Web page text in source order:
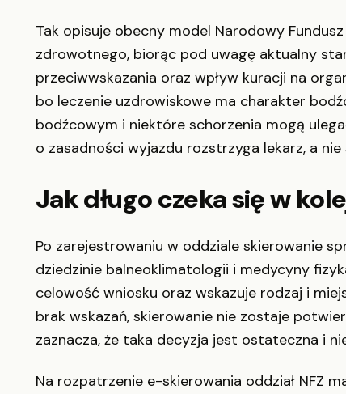
Tak opisuje obecny model Narodowy
zdrowotnego, biorąc pod uwagę aktualny
przeciwwskazania oraz wpływ kuracji na
bo leczenie uzdrowiskowe ma charakter
bodźcowym i niektóre schorzenia mogą
o zasadności wyjazdu rozstrzyga lekarz, a
Jak długo czeka się w
Po zarejestrowaniu w oddziale skierowanie
dziedzinie balneoklimatologii i medycyny
celowość wniosku oraz wskazuje rodzaj i
brak wskazań, skierowanie nie zostaje
zaznacza, że taka decyzja jest ostateczna i
Na rozpatrzenie e-skierowania oddział NFZ